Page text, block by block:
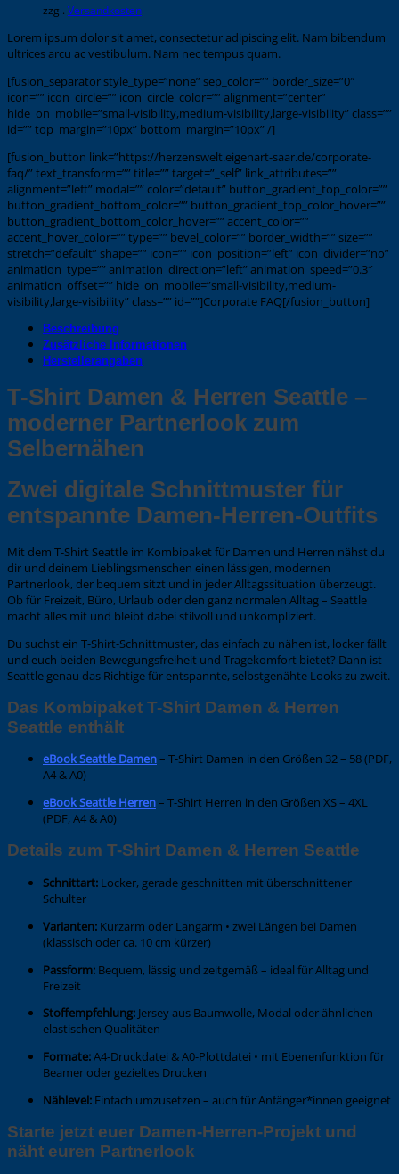
zzgl. Versandkosten
Lorem ipsum dolor sit amet, consectetur adipiscing elit. Nam bibendum
ultrices arcu ac vestibulum. Nam nec tempus quam.
[fusion_separator style_type=”none” sep_color=”” border_size=”0″
icon=”” icon_circle=”” icon_circle_color=”” alignment=”center”
hide_on_mobile=”small-visibility,medium-visibility,large-visibility” class=””
id=”” top_margin=”10px” bottom_margin=”10px” /]
[fusion_button link=”https://herzenswelt.eigenart-saar.de/corporate-
faq/” text_transform=”” title=”” target=”_self” link_attributes=””
alignment=”left” modal=”” color=”default” button_gradient_top_color=””
button_gradient_bottom_color=”” button_gradient_top_color_hover=””
button_gradient_bottom_color_hover=”” accent_color=””
accent_hover_color=”” type=”” bevel_color=”” border_width=”” size=””
stretch=”default” shape=”” icon=”” icon_position=”left” icon_divider=”no”
animation_type=”” animation_direction=”left” animation_speed=”0.3″
animation_offset=”” hide_on_mobile=”small-visibility,medium-
visibility,large-visibility” class=”” id=””]Corporate FAQ[/fusion_button]
Beschreibung
Zusätzliche Informationen
Herstellerangaben
T-Shirt Damen & Herren Seattle –
moderner Partnerlook zum
Selbernähen
Zwei digitale Schnittmuster für
entspannte Damen-Herren-Outfits
Mit dem T-Shirt Seattle im Kombipaket für Damen und Herren nähst du
dir und deinem Lieblingsmenschen einen lässigen, modernen
Partnerlook, der bequem sitzt und in jeder Alltagssituation überzeugt.
Ob für Freizeit, Büro, Urlaub oder den ganz normalen Alltag – Seattle
macht alles mit und bleibt dabei stilvoll und unkompliziert.
Du suchst ein T-Shirt-Schnittmuster, das einfach zu nähen ist, locker fällt
und euch beiden Bewegungsfreiheit und Tragekomfort bietet? Dann ist
Seattle genau das Richtige für entspannte, selbstgenähte Looks zu zweit.
Das Kombipaket T-Shirt Damen & Herren
Seattle enthält
eBook Seattle Damen– T-Shirt Damen in den Größen 32 – 58 (PDF,
A4 & A0)
eBook Seattle Herren– T-Shirt Herren in den Größen XS – 4XL
(PDF, A4 & A0)
Details zum T-Shirt Damen & Herren Seattle
Schnittart: Locker, gerade geschnitten mit überschnittener
Schulter
Varianten: Kurzarm oder Langarm • zwei Längen bei Damen
(klassisch oder ca. 10 cm kürzer)
Passform: Bequem, lässig und zeitgemäß – ideal für Alltag und
Freizeit
Stoffempfehlung: Jersey aus Baumwolle, Modal oder ähnlichen
elastischen Qualitäten
Formate:A4-Druckdatei & A0-Plottdatei • mit Ebenenfunktion für
Beamer oder gezieltes Drucken
Nählevel: Einfach umzusetzen – auch für Anfänger*innen geeignet
Starte jetzt euer Damen-Herren-Projekt und
näht euren Partnerlook